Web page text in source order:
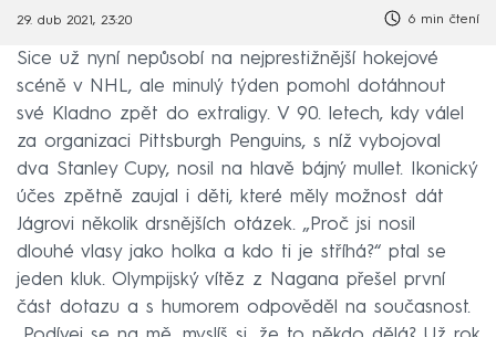
29. dub 2021, 23:20 6 min čtení
Sice už nyní nepůsobí na nejprestižnější hokejové
scéně v NHL, ale minulý týden pomohl dotáhnout
své Kladno zpět do extraligy. V 90. letech, kdy válel
za organizaci Pittsburgh Penguins, s níž vybojoval
dva Stanley Cupy, nosil na hlavě bájný mullet. Ikonický
účes zpětně zaujal i děti, které měly možnost dát
Jágrovi několik drsnějších otázek. „Proč jsi nosil
dlouhé vlasy jako holka a kdo ti je stříhá?“ ptal se
jeden kluk. Olympijský vítěz z Nagana přešel první
část dotazu a s humorem odpověděl na současnost.